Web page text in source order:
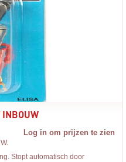
INBOUW
Log in om prijzen te zien
Stopt automatisch door